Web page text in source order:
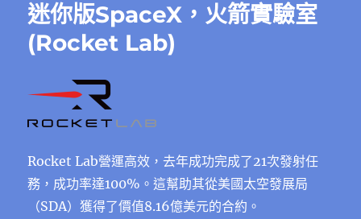
迷你版SpaceX，火箭實驗室
(Rocket Lab)
Rocket Lab營運高效，去年成功完成了21次發射任
務，成功率達100%。這幫助其從美國太空發展局
（SDA）獲得了價值8.16億美元的合約。